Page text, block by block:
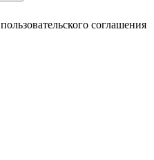
пользовательского соглашения